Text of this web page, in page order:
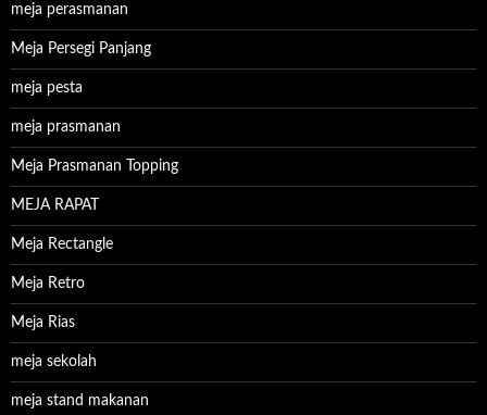
meja perasmanan
Meja Persegi Panjang
meja pesta
meja prasmanan
Meja Prasmanan Topping
MEJA RAPAT
Meja Rectangle
Meja Retro
Meja Rias
meja sekolah
meja stand makanan